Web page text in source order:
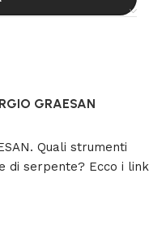
GRAESAN
Quali strumenti
di serpente? Ecco i link